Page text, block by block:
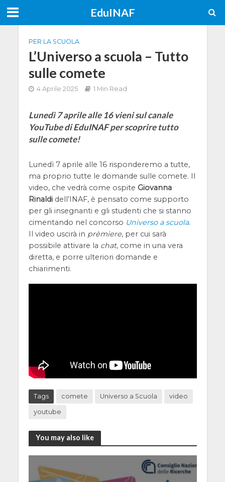
EduINAF
PER LA SCUOLA
L’Universo a scuola – Tutto
sulle comete
4 Aprile 2025 1 Min Read
Lunedì 7 aprile alle 16 vieni sul canale
YouTube di EduINAF per scoprire tutto
sulle comete!
Lunedì 7 aprile alle 16 risponderemo a tutte,
ma proprio tutte le domande sulle comete. Il
video, che vedrà come ospite Giovanna
Rinaldidell’INAF, è pensato come supporto
per gli insegnanti e gli studenti che si stanno
cimentando nel concorso Universo a scuola.
Il video uscirà in prèmiere, per cui sarà
possibile attivare la chat, come in una vera
diretta, e porre ulteriori domande e
chiarimenti.
Tags comete Universo a Scuola video
youtube
You may also like